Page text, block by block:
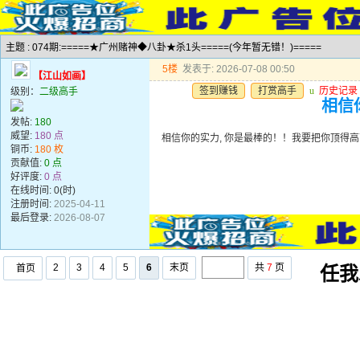
主题 : 074期:=====★广州赌神◆八卦★杀1头=====(今年暂无错！)=====
【江山如画】
级别： 二级高手
发帖: 180
威望: 180 点
铜币: 180 枚
贡献值: 0 点
好评度: 0 点
在线时间: 0(时)
注册时间: 2025-04-11
最后登录: 2026-08-07
5楼 发表于: 2026-07-08 00:50
签到赚钱
打赏高手 u 历史记录
相信
相信你的实力, 你是最棒的！！我要把你顶得
首页 2 3 4 5 6 末页 共 7 页 任我